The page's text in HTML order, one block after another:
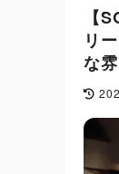
【
リ
な